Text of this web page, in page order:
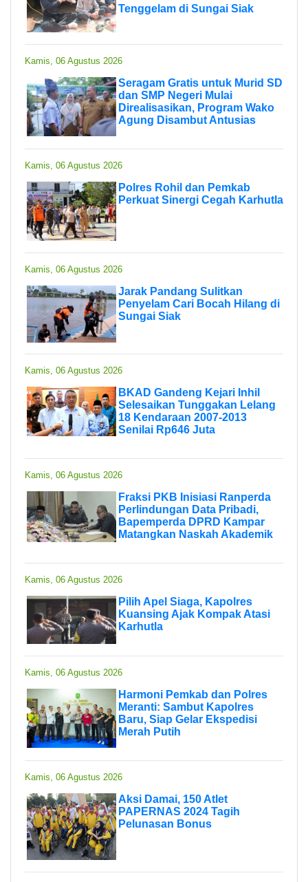
Tenggelam di Sungai Siak
Kamis, 06 Agustus 2026
Seragam Gratis untuk Murid SD
dan SMP Negeri Mulai
Direalisasikan, Program Wako
Agung Disambut Antusias
Kamis, 06 Agustus 2026
Polres Rohil dan Pemkab
Perkuat Sinergi Cegah Karhutla
Kamis, 06 Agustus 2026
Jarak Pandang Sulitkan
Penyelam Cari Bocah Hilang di
Sungai Siak
Kamis, 06 Agustus 2026
BKAD Gandeng Kejari Inhil
Selesaikan Tunggakan Lelang
18 Kendaraan 2007-2013
Senilai Rp646 Juta
Kamis, 06 Agustus 2026
Fraksi PKB Inisiasi Ranperda
Perlindungan Data Pribadi,
Bapemperda DPRD Kampar
Matangkan Naskah Akademik
Kamis, 06 Agustus 2026
Pilih Apel Siaga, Kapolres
Kuansing Ajak Kompak Atasi
Karhutla
Kamis, 06 Agustus 2026
Harmoni Pemkab dan Polres
Meranti: Sambut Kapolres
Baru, Siap Gelar Ekspedisi
Merah Putih
Kamis, 06 Agustus 2026
Aksi Damai, 150 Atlet
PAPERNAS 2024 Tagih
Pelunasan Bonus